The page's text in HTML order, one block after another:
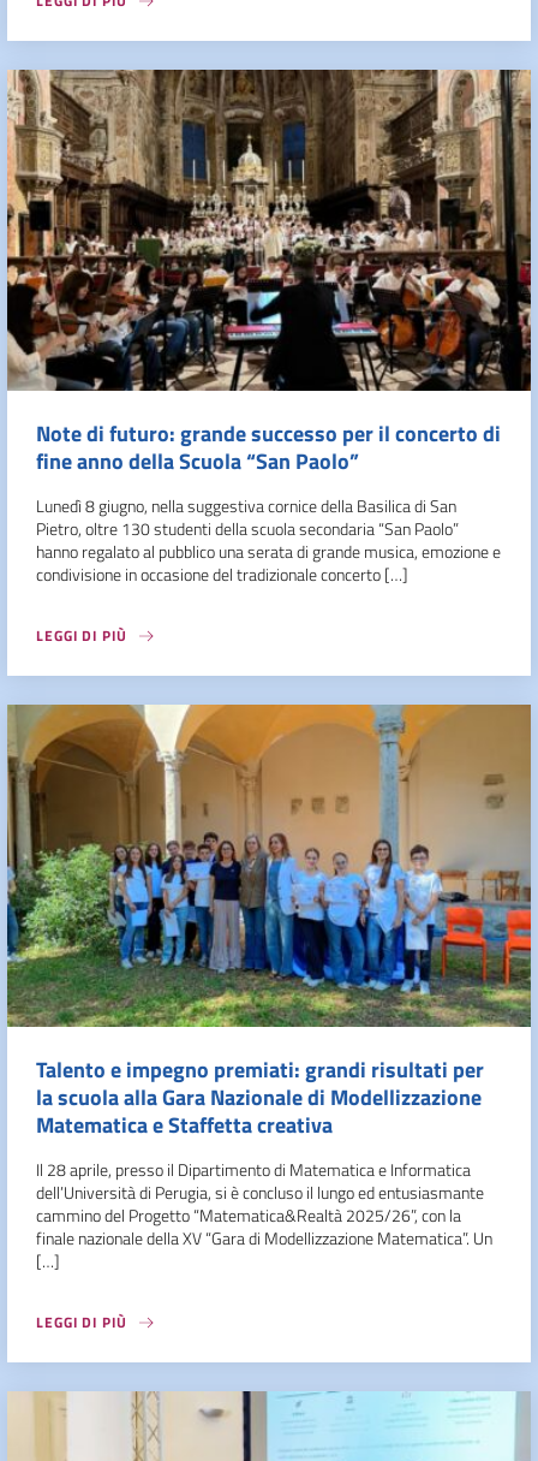
Note di futuro: grande successo per il concerto di
fine anno della Scuola “San Paolo”
Lunedì 8 giugno, nella suggestiva cornice della Basilica di San
Pietro, oltre 130 studenti della scuola secondaria “San Paolo”
hanno regalato al pubblico una serata di grande musica, emozione e
condivisione in occasione del tradizionale concerto […]
LEGGI DI PIÙ
Talento e impegno premiati: grandi risultati per
la scuola alla Gara Nazionale di Modellizzazione
Matematica e Staffetta creativa
Il 28 aprile, presso il Dipartimento di Matematica e Informatica
dell’Università di Perugia, si è concluso il lungo ed entusiasmante
cammino del Progetto “Matematica&Realtà 2025/26”, con la
finale nazionale della XV “Gara di Modellizzazione Matematica”. Un
[…]
LEGGI DI PIÙ